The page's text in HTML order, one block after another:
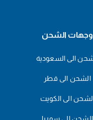
وجهات الشحن
الى السعودية
الشحن الى قطر
الى الكويت
الشحن الى سوريا